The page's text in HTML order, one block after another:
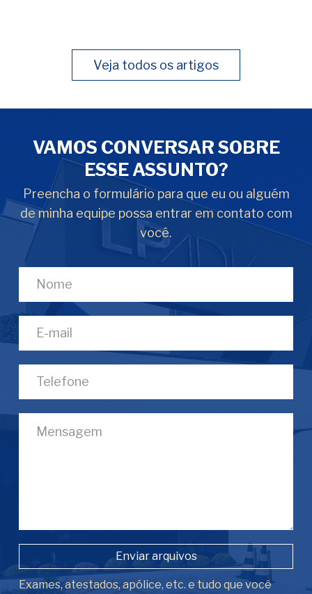
Veja todos os artigos
VAMOS CONVERSAR SOBRE
ESSE ASSUNTO?
Preencha o formulário para que eu ou alguém
de minha equipe possa entrar em contato com
você.
Enviar arquivos
Exames, atestados, apólice, etc. e tudo que você